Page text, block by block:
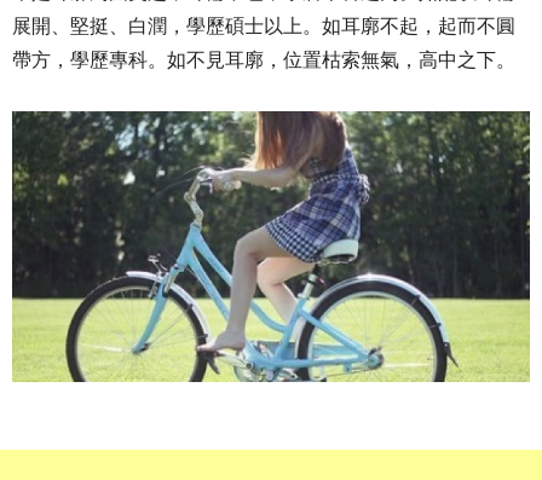
展開、堅挺、白潤，學歷碩士以上。如耳廓不起，起而不圓
帶方，學歷專科。如不見耳廓，位置枯索無氣，高中之下。